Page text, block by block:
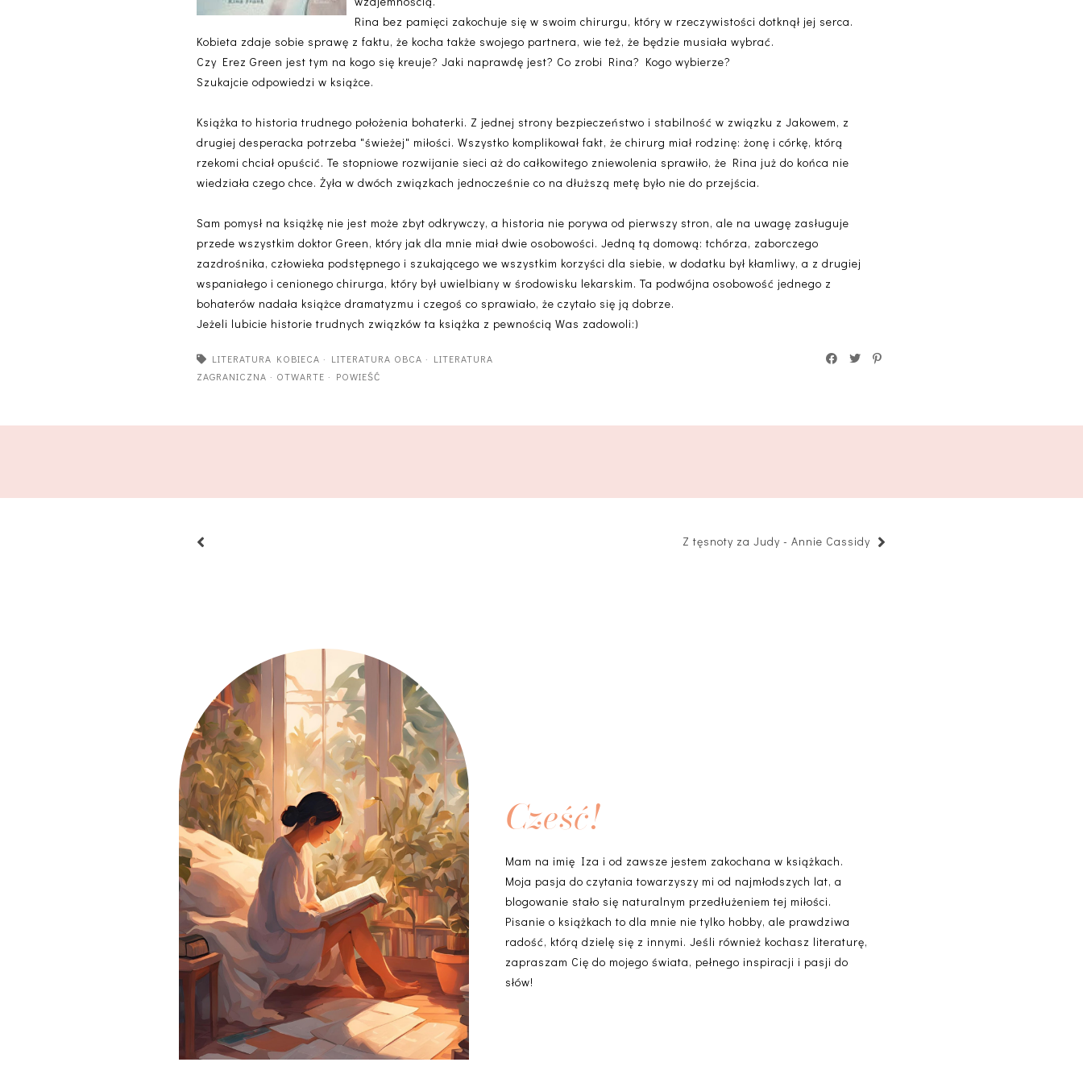
Rina bez pamięci zakochuje się w swoim chirurgu, który w rzeczywistości dotknął jej serca.
Kobieta zdaje sobie sprawę z faktu, że kocha także swojego partnera, wie też, że będzie musiała wybrać.
Czy Erez Green jest tym na kogo się kreuje? Jaki naprawdę jest? Co zrobi Rina? Kogo wybierze?
Szukajcie odpowiedzi w książce.
Książka to historia trudnego położenia bohaterki. Z jednej strony bezpieczeństwo i stabilność w związku z Jakowem, z
drugiej desperacka potrzeba "świeżej" miłości. Wszystko komplikował fakt, że chirurg miał rodzinę: żonę i córkę, którą
rzekomi chciał opuścić. Te stopniowe rozwijanie sieci aż do całkowitego zniewolenia sprawiło, że Rina już do końca nie
wiedziała czego chce. Żyła w dwóch związkach jednocześnie co na dłuższą metę było nie do przejścia.
Sam pomysł na książkę nie jest może zbyt odkrywczy, a historia nie porywa od pierwszy stron, ale na uwagę zasługuje
przede wszystkim doktor Green, który jak dla mnie miał dwie osobowości. Jedną tą domową: tchórza, zaborczego
zazdrośnika, człowieka podstępnego i szukającego we wszystkim korzyści dla siebie, w dodatku był kłamliwy, a z drugiej
wspaniałego i cenionego chirurga, który był uwielbiany w środowisku lekarskim. Ta podwójna osobowość jednego z
bohaterów nadała książce dramatyzmu i czegoś co sprawiało, że czytało się ją dobrze.
Jeżeli lubicie historie trudnych związków ta książka z pewnością Was zadowoli:)
LITERATURA KOBIECA · LITERATURA OBCA · LITERATURA
ZAGRANICZNA · OTWARTE · POWIEŚĆ
Z tęsnoty za Judy - Annie Cassidy
Cześć!
Mam na imię Iza i od zawsze jestem zakochana w książkach.
Moja pasja do czytania towarzyszy mi od najmłodszych lat, a
blogowanie stało się naturalnym przedłużeniem tej miłości.
Pisanie o książkach to dla mnie nie tylko hobby, ale prawdziwa
radość, którą dzielę się z innymi. Jeśli również kochasz literaturę,
zapraszam Cię do mojego świata, pełnego inspiracji i pasji do
słów!